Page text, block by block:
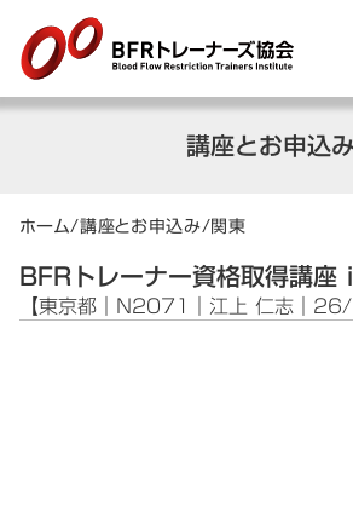
講座とお申込み
ホーム/講座とお申込み/関東
BFRトレーナー資格取得講
【東京都｜N2071｜江上 仁志｜